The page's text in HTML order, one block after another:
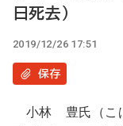
ツ
に
日死去）
2019/12/26 17:51
保存
小林 豊氏（こ